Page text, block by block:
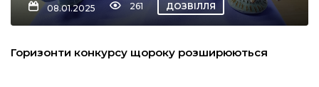
холєра, шо вповідає
08.01.2025 261 ДОЗВІЛЛЯ
Горизонти конкурсу щороку розширюються